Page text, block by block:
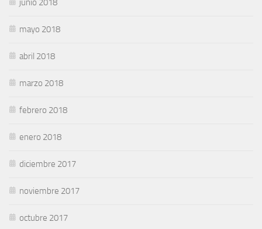
mayo 2018
abril 2018
marzo 2018
febrero 2018
enero 2018
diciembre 2017
noviembre 2017
octubre 2017